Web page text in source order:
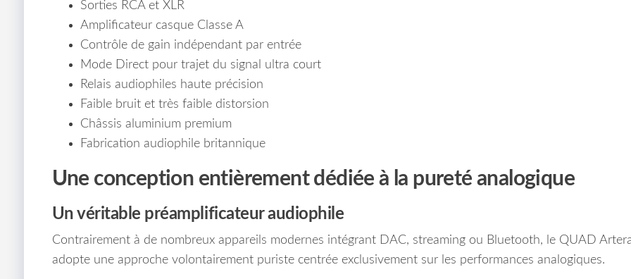
Sorties RCA et XLR
Amplificateur casque Classe A
Contrôle de gain indépendant par entrée
Mode Direct pour trajet du signal ultra court
Relais audiophiles haute précision
Faible bruit et très faible distorsion
Châssis aluminium premium
Fabrication audiophile britannique
Une conception entièrement dédiée à la pureté analogique
Un véritable préamplificateur audiophile
Contrairement à de nombreux appareils modernes intégrant DAC, streaming ou Bluetooth, le QUAD
adopte une approche volontairement puriste centrée exclusivement sur les performances analogiques.